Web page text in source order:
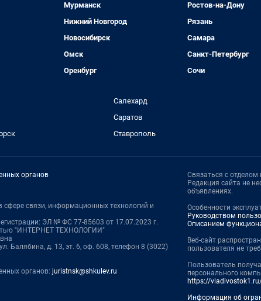
Мурманск
Нижний Новгород
Новосибирск
Омск
Оренбург
Ростов-на-Дону
Рязань
Самара
Санкт-Петербург
Сочи
Салехард
Саратов
Ставрополь
органов
связи, информационных технологий и
ЭЛ № ФС 77-85603 от 17.07.2023 г.
"ИНТЕРНЕТ ТЕХНОЛОГИИ"
Балябина, д. 13, эт. 6, оф. 608, телефон 8 (3022)
органов: juristnsk@shkulev.ru
Связаться с отделом
Редакция сайта не
объявлениях.
Особенности
Руководством
Описанием
Веб-сайт
пользователя не
Пользователь
персонального
https://
Информация об